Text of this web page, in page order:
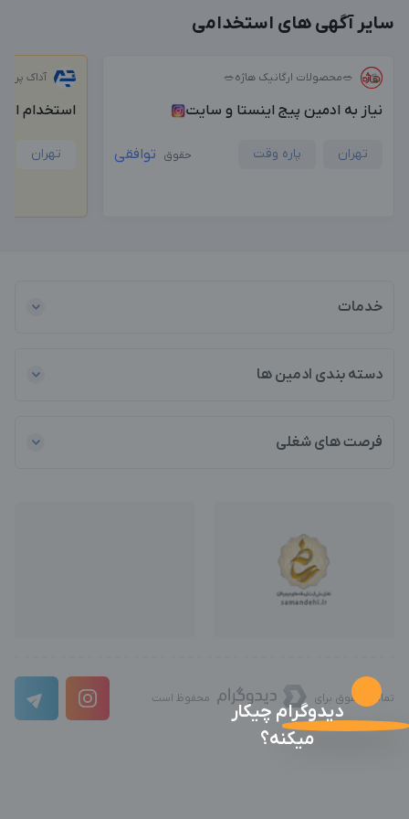
سایر آگهی های استخدامی
🥗محصولات ارگانیک هاژه🥗
نیاز به ادمین پیج اینستا و سایت
تهران پاره وقت حقوق توافقی
آداک
استخدام
تهران
خدمات
دسته بندی ادمین ها
فرصت های شغلی
تمامی حقوق برای محفوظ است
دیدوگرام چیکار
میکنه؟
بزرگترین پیج ادمینی